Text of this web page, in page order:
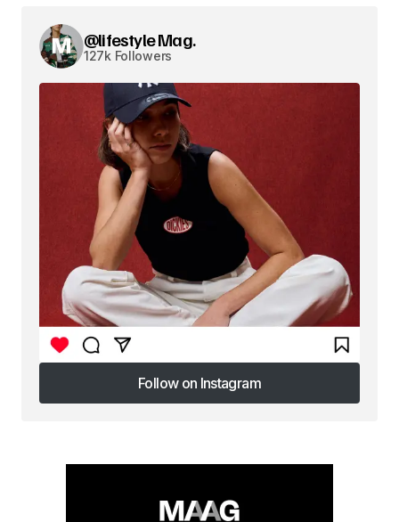
@lifestyle Mag.
127k Followers
Follow on Instagram
Follow on Instagram